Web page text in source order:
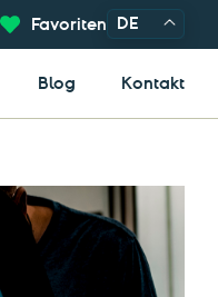
Favoriten DE
Blog Kontakt